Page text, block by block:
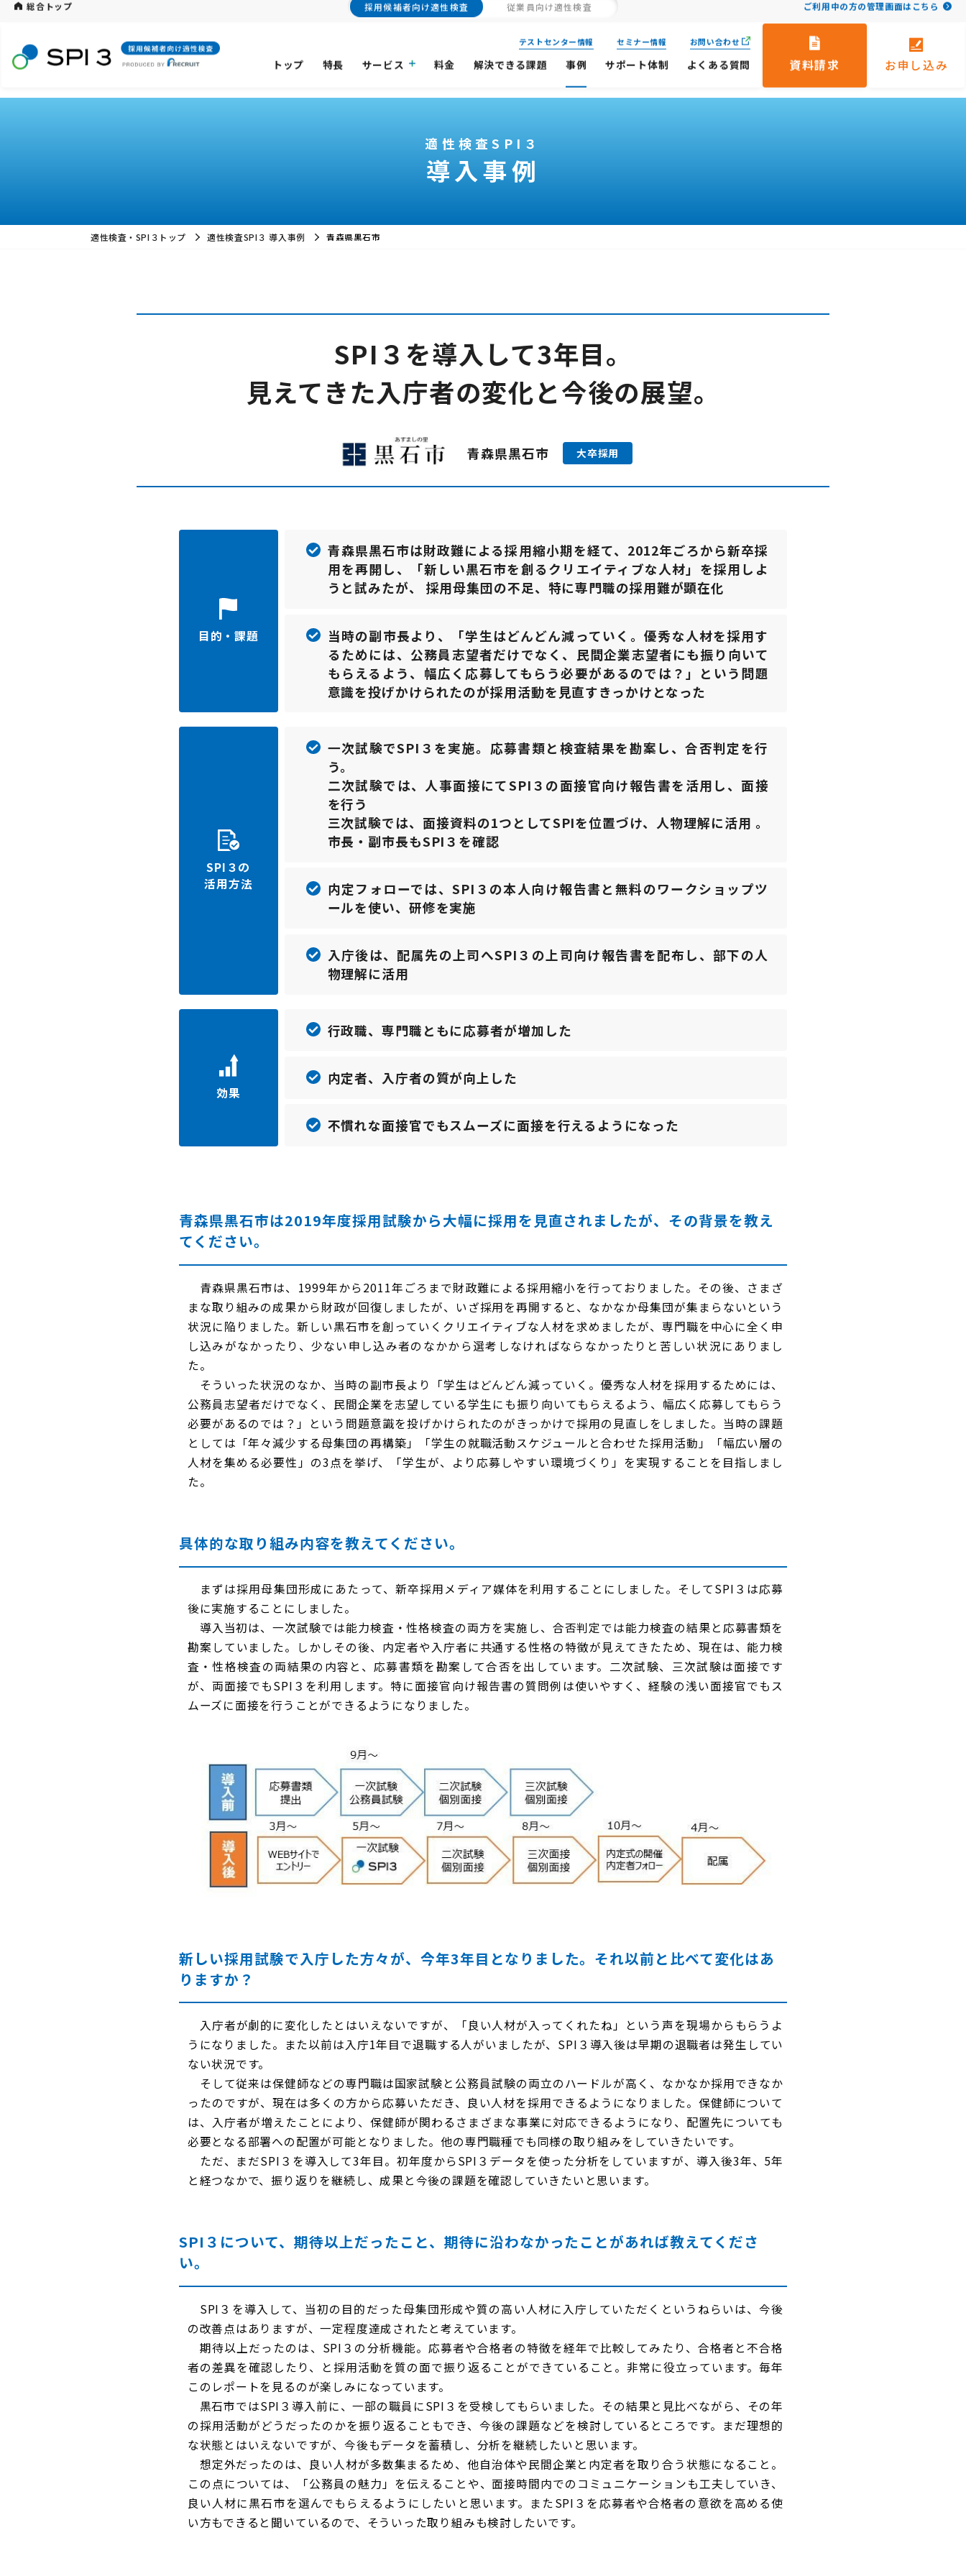
採用候補者向け適性検査
トップ 特長 サービス 料金 解決できる課題 事例 サポート体制 よくある質問
テストセンター情報 セミナー情報 お問い合わせ
資料請求 お申し込み
適性検査SPI３
導入事例
適性検査・SPI３トップ 適性検査SPI３ 導入事例 青森県黒石市
SPI３を導入して3年目。
見えてきた入庁者の変化と今後の展望。
青森県黒石市 大卒採用
目的・課題
青森県黒石市は財政難による採用縮小期を経て、2012年ごろから新卒採
用を再開し、「新しい黒石市を創るクリエイティブな人材」を採用しよ
うと試みたが、 採用母集団の不足、特に専門職の採用難が顕在化
当時の副市長より、「学生はどんどん減っていく。優秀な人材を採用す
るためには、公務員志望者だけでなく、民間企業志望者にも振り向いて
もらえるよう、幅広く応募してもらう必要があるのでは？」という問題
意識を投げかけられたのが採用活動を見直すきっかけとなった
SPI３の
活用方法
一次試験でSPI３を実施。応募書類と検査結果を勘案し、合否判定を行
う。
二次試験では、人事面接にてSPI３の面接官向け報告書を活用し、面接
を行う
三次試験では、面接資料の1つとしてSPIを位置づけ、人物理解に活用 。
市長・副市長もSPI３を確認
内定フォローでは、SPI３の本人向け報告書と無料のワークショップツ
ールを使い、研修を実施
入庁後は、配属先の上司へSPI３の上司向け報告書を配布し、部下の人
物理解に活用
効果
行政職、専門職ともに応募者が増加した
内定者、入庁者の質が向上した
不慣れな面接官でもスムーズに面接を行えるようになった
青森県黒石市は2019年度採用試験から大幅に採用を見直されましたが、その背景を教え
てください。
青森県黒石市は、1999年から2011年ごろまで財政難による採用縮小を行っておりました。その後、さまざ
まな取り組みの成果から財政が回復しましたが、いざ採用を再開すると、なかなか母集団が集まらないという
状況に陥りました。新しい黒石市を創っていくクリエイティブな人材を求めましたが、専門職を中心に全く申
し込みがなかったり、少ない申し込み者のなかから選考しなければならなかったりと苦しい状況にありまし
た。
そういった状況のなか、当時の副市長より「学生はどんどん減っていく。優秀な人材を採用するためには、
公務員志望者だけでなく、民間企業を志望している学生にも振り向いてもらえるよう、幅広く応募してもらう
必要があるのでは？」という問題意識を投げかけられたのがきっかけで採用の見直しをしました。当時の課題
としては「年々減少する母集団の再構築」「学生の就職活動スケジュールと合わせた採用活動」「幅広い層の
人材を集める必要性」の3点を挙げ、「学生が、より応募しやすい環境づくり」を実現することを目指しまし
た。
具体的な取り組み内容を教えてください。
まずは採用母集団形成にあたって、新卒採用メディア媒体を利用することにしました。そしてSPI３は応募
後に実施することにしました。
導入当初は、一次試験では能力検査・性格検査の両方を実施し、合否判定では能力検査の結果と応募書類を
勘案していました。しかしその後、内定者や入庁者に共通する性格の特徴が見えてきたため、現在は、能力検
査・性格検査の両結果の内容と、応募書類を勘案して合否を出しています。二次試験、三次試験は面接です
が、両面接でもSPI３を利用します。特に面接官向け報告書の質問例は使いやすく、経験の浅い面接官でもス
ムーズに面接を行うことができるようになりました。
新しい採用試験で入庁した方々が、今年3年目となりました。それ以前と比べて変化はあ
りますか？
入庁者が劇的に変化したとはいえないですが、「良い人材が入ってくれたね」という声を現場からもらうよ
うになりました。また以前は入庁1年目で退職する人がいましたが、SPI３導入後は早期の退職者は発生してい
ない状況です。
そして従来は保健師などの専門職は国家試験と公務員試験の両立のハードルが高く、なかなか採用できなか
ったのですが、現在は多くの方から応募いただき、良い人材を採用できるようになりました。保健師について
は、入庁者が増えたことにより、保健師が関わるさまざまな事業に対応できるようになり、配置先についても
必要となる部署への配置が可能となりました。他の専門職種でも同様の取り組みをしていきたいです。
ただ、まだSPI３を導入して3年目。初年度からSPI３データを使った分析をしていますが、導入後3年、5年
と経つなかで、振り返りを継続し、成果と今後の課題を確認していきたいと思います。
SPI３について、期待以上だったこと、期待に沿わなかったことがあれば教えてくださ
い。
SPI３を導入して、当初の目的だった母集団形成や質の高い人材に入庁していただくというねらいは、今後
の改善点はありますが、一定程度達成されたと考えています。
期待以上だったのは、SPI３の分析機能。応募者や合格者の特徴を経年で比較してみたり、合格者と不合格
者の差異を確認したり、と採用活動を質の面で振り返ることができていること。非常に役立っています。毎年
このレポートを見るのが楽しみになっています。
黒石市ではSPI３導入前に、一部の職員にSPI３を受検してもらいました。その結果と見比べながら、その年
の採用活動がどうだったのかを振り返ることもでき、今後の課題などを検討しているところです。まだ理想的
な状態とはいえないですが、今後もデータを蓄積し、分析を継続したいと思います。
想定外だったのは、良い人材が多数集まるため、他自治体や民間企業と内定者を取り合う状態になること。
この点については、「公務員の魅力」を伝えることや、面接時間内でのコミュニケーションも工夫していき、
良い人材に黒石市を選んでもらえるようにしたいと思います。またSPI３を応募者や合格者の意欲を高める使
い方もできると聞いているので、そういった取り組みも検討したいです。